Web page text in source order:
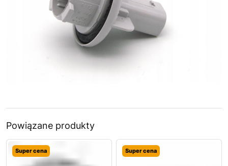
Powiązane produkty
Super cena Super cena